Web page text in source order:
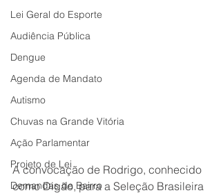
Lei Geral do Esporte
Audiência Pública
Dengue
Agenda de Mandato
Autismo
Chuvas na Grande Vitória
Ação Parlamentar
Projeto de Lei
Demandas de Bairro
A convocação de Rodrigo, conhecido
como Digão, para a Seleção Brasileira